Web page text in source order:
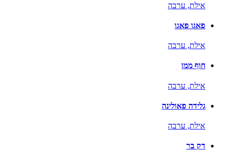
אילת, ערבה
פאגו פאגו
אילת, ערבה
חוף ממן
אילת, ערבה
גלידה פאולינה
אילת, ערבה
דק בר